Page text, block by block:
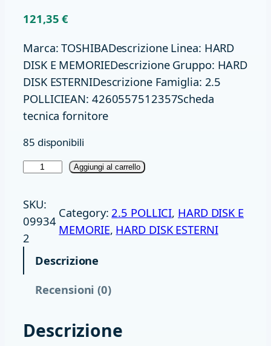
121,35€
Marca: TOSHIBADescrizione Linea: HARD
DISK E MEMORIEDescrizione Gruppo: HARD
DISK ESTERNIDescrizione Famiglia: 2.5
POLLICIEAN: 4260557512357Scheda
tecnica fornitore
85 disponibili
E
X
T
T
B
Aggiungi al carrello
SKU:
09934
2
Category: 2.5 POLLICI, HARD DISK E
MEMORIE, HARD DISK ESTERNI
Descrizione
Recensioni (0)
Descrizione